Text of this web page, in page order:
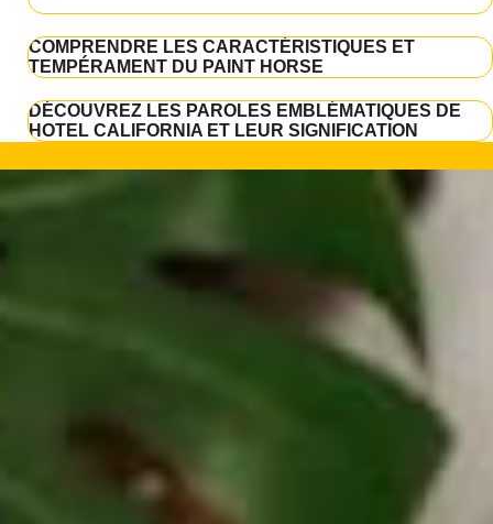
COMPRENDRE LES CARACTÉRISTIQUES ET
TEMPÉRAMENT DU PAINT HORSE
DÉCOUVREZ LES PAROLES EMBLÉMATIQUES DE
HOTEL CALIFORNIA ET LEUR SIGNIFICATION